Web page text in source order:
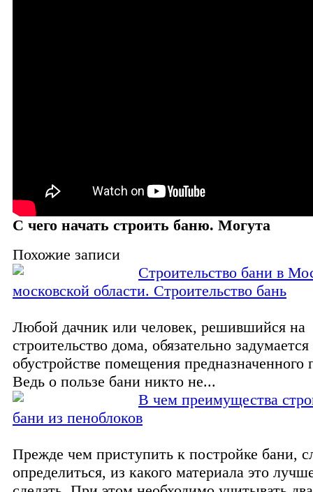
С чего начать строить баню. Могута
Похожие записи
Строительство бани в
московской области. Строительство бань
Любой дачник или человек, решившийся на
строительство дома, обязательно
обустройстве помещения предназначенного
Ведь о пользе бани никто не...
В чем преимущества
бани из пеноблоков
Прежде чем приступить к постройке бани,
определиться, из какого материала это